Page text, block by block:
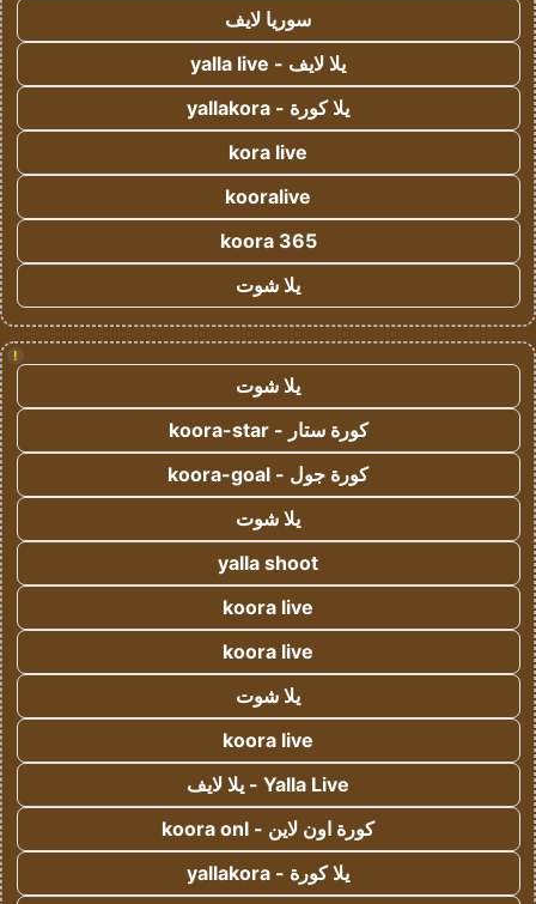
سوريا لايف
يلا لايف - yalla live
يلا كورة - yallakora
kora live
kooralive
koora 365
يلا شوت
!
يلا شوت
كورة ستار - koora-star
كورة جول - koora-goal
يلا شوت
yalla shoot
koora live
koora live
يلا شوت
koora live
Yalla Live - يلا لايف
كورة اون لاين - koora onl
يلا كورة - yallakora